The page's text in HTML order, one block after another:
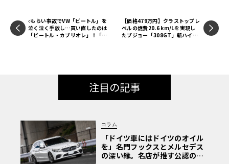
もらい事故でVW「ビートル」を
泣く泣く手放し…買い直したのは
「ビートル・カブリオレ」！「も
【価格479万円】クラストップレ
ベルの燃費20.6 km/Lを実現し
たプジョー「308GT」新ハイブ
注目の記事
コラム
「ドイツ車にはドイツのオイル
を」名門フックスとメルセデス
の深い縁。名店が推す公認の安